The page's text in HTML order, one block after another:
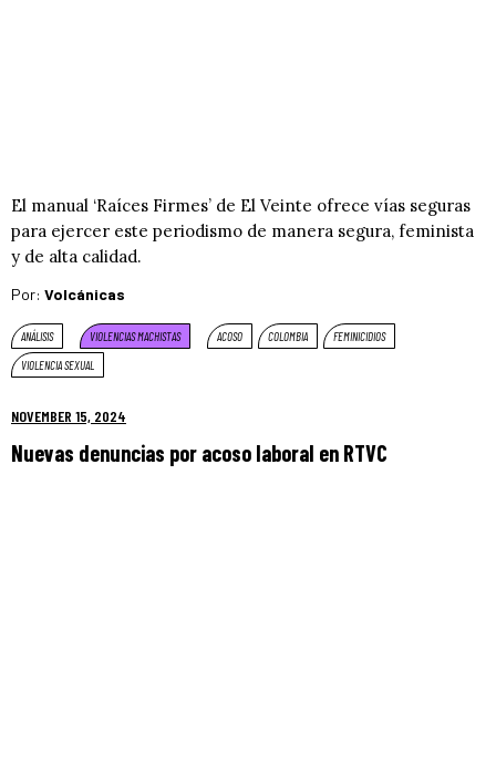
El manual ‘Raíces Firmes’ de El Veinte ofrece vías seguras
para ejercer este periodismo de manera segura, feminista
y de alta calidad.
Por: Volcánicas
ANÁLISIS VIOLENCIAS MACHISTAS ACOSO COLOMBIA
FEMINICIDIOS
VIOLENCIA SEXUAL
NOVEMBER 15, 2024
Nuevas denuncias por acoso laboral en RTVC